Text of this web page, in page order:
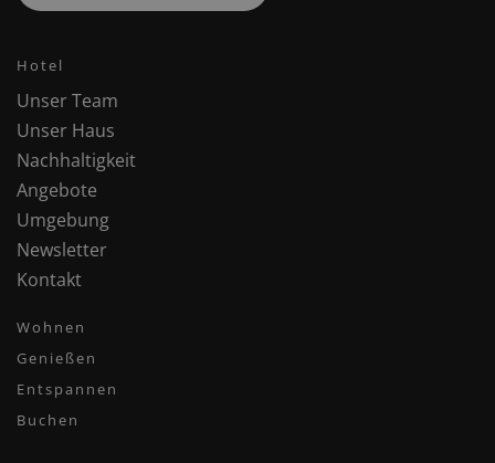
Hotel
Unser Team
Unser Haus
Nachhaltigkeit
Angebote
Umgebung
Newsletter
Kontakt
Wohnen
Genießen
Entspannen
Buchen